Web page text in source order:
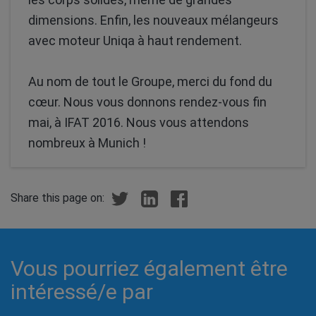
dimensions. Enfin, les nouveaux mélangeurs
avec moteur Uniqa à haut rendement.
Au nom de tout le Groupe, merci du fond du
cœur. Nous vous donnons rendez-vous fin
mai, à IFAT 2016. Nous vous attendons
nombreux à Munich !
Share this page on:
Vous pourriez également être
intéressé/e par